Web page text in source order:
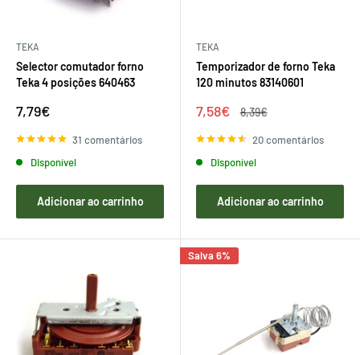
TEKA
Selector comutador forno
Teka 4 posições 640463
Preço
venda
7,79€
31 comentários
Disponível
Adicionar ao carrinho
TEKA
Temporizador de forno Teka
120 minutos 83140601
Preço
venda
7,58€
Preço
8,39€
20 comentários
Disponível
Adicionar ao carrinho
Salva 6%